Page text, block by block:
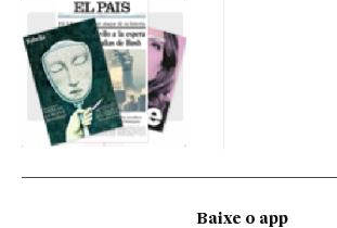
Baixe o app